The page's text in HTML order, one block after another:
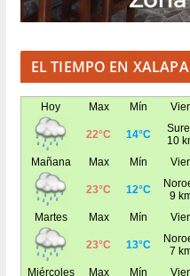
EL TIEMPO EN XALAPA